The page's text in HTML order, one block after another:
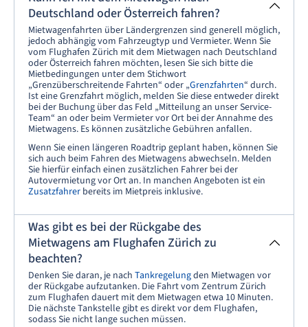
Deutschland oder Österreich fahren?
Mietwagenfahrten über Ländergrenzen sind generell möglich,
jedoch abhängig vom Fahrzeugtyp und Vermieter. Wenn Sie
vom Flughafen Zürich mit dem Mietwagen nach Deutschland
oder Österreich fahren möchten, lesen Sie sich bitte die
Mietbedingungen unter dem Stichwort
„Grenzüberschreitende Fahrten“ oder „Grenzfahrten“ durch.
Ist eine Grenzfahrt möglich, melden Sie diese entweder direkt
bei der Buchung über das Feld „Mitteilung an unser Service-
Team“ an oder beim Vermieter vor Ort bei der Annahme des
Mietwagens. Es können zusätzliche Gebühren anfallen.
Wenn Sie einen längeren Roadtrip geplant haben, können Sie
sich auch beim Fahren des Mietwagens abwechseln. Melden
Sie hierfür einfach einen zusätzlichen Fahrer bei der
Autovermietung vor Ort an. In manchen Angeboten ist ein
Zusatzfahrer bereits im Mietpreis inklusive.
Was gibt es bei der Rückgabe des
Mietwagens am Flughafen Zürich zu
beachten?
Denken Sie daran, je nach Tankregelungden Mietwagen vor
der Rückgabe aufzutanken. Die Fahrt vom Zentrum Zürich
zum Flughafen dauert mit dem Mietwagen etwa 10 Minuten.
Die nächste Tankstelle gibt es direkt vor dem Flughafen,
sodass Sie nicht lange suchen müssen.